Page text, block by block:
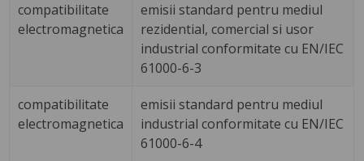
compatibilitate
electromagnetica
emisii standard pentru mediul
rezidential, comercial si usor
industrial conformitate cu EN/IEC
61000-6-3
compatibilitate
electromagnetica
emisii standard pentru mediul
industrial conformitate cu EN/IEC
61000-6-4